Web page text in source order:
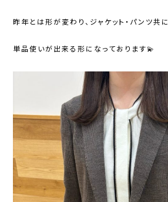
昨年とは形が変わり、ジャケット・パンツ共に
単品使いが出来る形になっております💫